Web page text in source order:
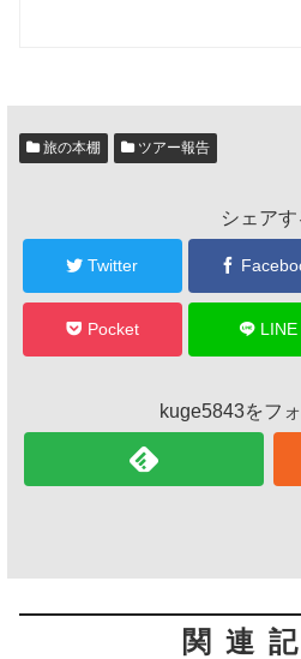
旅の本棚 ツアー報告
シェアす
Twitter
Pocket LINE
kuge5843をフ
関連